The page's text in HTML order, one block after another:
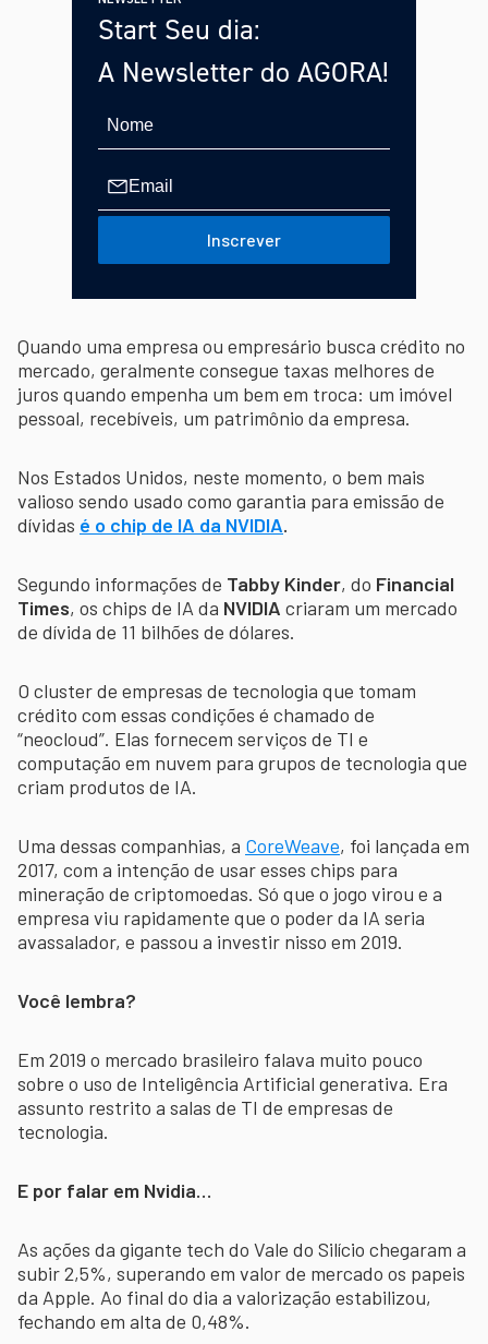
Start Seu dia:
A Newsletter do AGORA!
Inscrever
Quando uma empresa ou empresário busca crédito no
mercado, geralmente consegue taxas melhores de
juros quando empenha um bem em troca: um imóvel
pessoal, recebíveis, um patrimônio da empresa.
Nos Estados Unidos, neste momento, o bem mais
valioso sendo usado como garantia para emissão de
dívidas é o chip de IA da NVIDIA.
Segundo informações de Tabby Kinder, do Financial
Times, os chips de IA da NVIDIA criaram um mercado
de dívida de 11 bilhões de dólares.
O cluster de empresas de tecnologia que tomam
crédito com essas condições é chamado de
“neocloud”. Elas fornecem serviços de TI e
computação em nuvem para grupos de tecnologia que
criam produtos de IA.
Uma dessas companhias, a CoreWeave, foi lançada em
2017, com a intenção de usar esses chips para
mineração de criptomoedas. Só que o jogo virou e a
empresa viu rapidamente que o poder da IA seria
avassalador, e passou a investir nisso em 2019.
Você lembra?
Em 2019 o mercado brasileiro falava muito pouco
sobre o uso de Inteligência Artificial generativa. Era
assunto restrito a salas de TI de empresas de
tecnologia.
E por falar em Nvidia…
As ações da gigante tech do Vale do Silício chegaram a
subir 2,5%, superando em valor de mercado os papeis
da Apple. Ao final do dia a valorização estabilizou,
fechando em alta de 0,48%.